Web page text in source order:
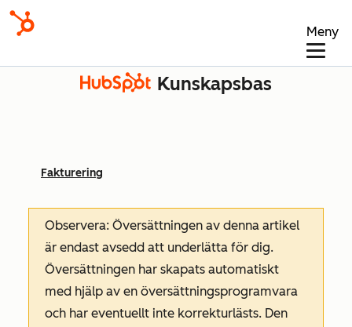
Meny
Kunskapsbas
Fakturering
Observera: Översättningen av denna artikel
är endast avsedd att underlätta för dig.
Översättningen har skapats automatiskt
med hjälp av en översättningsprogramvara
och har eventuellt inte korrekturlästs. Den